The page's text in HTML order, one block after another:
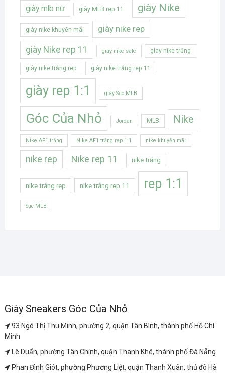
giày mlb nữ giày MLB rep 11 giày Nike
giày nike khuyến mãi giày nike rep
giày Nike rep 11 giày nike sale giày nike trắng
giày nike trắng rep giày nike trắng rep 11
giày rep 1:1 giày Sục MLB
Góc Của Nhỏ Jordan MLB Nike
Nike AF1 trắng Nike AF1 trắng rep 1:1 nike khuyến mãi
nike rep Nike rep 11 nike trắng
nike trắng rep nike trắng rep 11 rep 1:1
Sục MLB
Giày Sneakers Góc Của Nhỏ
93 Ngô Thị Thu Minh, phường 2, quận Tân Bình, thành phố Hồ Chí
Minh
Lê Duẩn, phường Tân Chính, quận Thanh Khê, thành phố Đà Nẵng
Phan Đình Giót, phường Phương Liệt, quận Thanh Xuân, thủ đô Hà